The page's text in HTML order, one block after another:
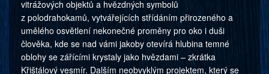
vitrážových objektů a hvězdných symbolů
z polodrahokamů, vytvářejících střídáním přirozeného a
umělého osvětlení nekonečné proměny pro oko i duši
člověka, kde se nad vámi jakoby otevírá hlubina temné
oblohy se zářícími krystaly jako hvězdami – zkrátka
Křištálový vesmír. Dalším neobvyklým projektem, který se